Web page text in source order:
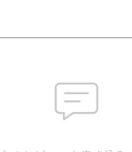
ドのみ在庫限りです。
＞ 約13～14cm（金具含む）